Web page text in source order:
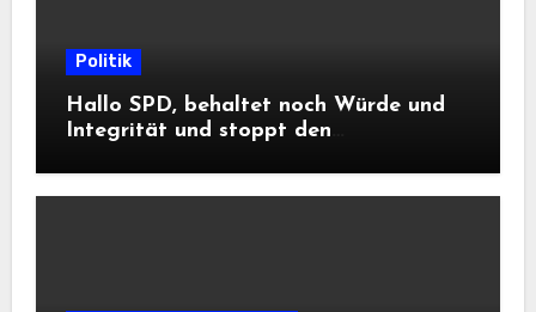
Politik
Hallo SPD, behaltet noch Würde und
Integrität und stoppt den
Informationsfreiheit!